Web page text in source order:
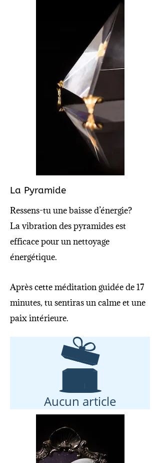
La Pyramide
Ressens-tu une baisse d’énergie?
La vibration des pyramides est
efficace pour un nettoyage
énergétique.
Après cette méditation guidée de 17
minutes, tu sentiras un calme et une
paix intérieure.
Aucun article